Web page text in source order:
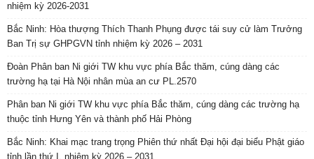
nhiệm kỳ 2026-2031
Bắc Ninh: Hòa thượng Thích Thanh Phụng được tái suy cử làm Trưởng
Ban Trị sự GHPGVN tỉnh nhiệm kỳ 2026 – 2031
Đoàn Phân ban Ni giới TW khu vực phía Bắc thăm, cúng dàng các
trường hạ tại Hà Nội nhân mùa an cư PL.2570
Phân ban Ni giới TW khu vực phía Bắc thăm, cúng dàng các trường hạ
thuộc tỉnh Hưng Yên và thành phố Hải Phòng
Bắc Ninh: Khai mạc trang trọng Phiên thứ nhất Đại hội đại biểu Phật giáo
tỉnh lần thứ I, nhiệm kỳ 2026 – 2031